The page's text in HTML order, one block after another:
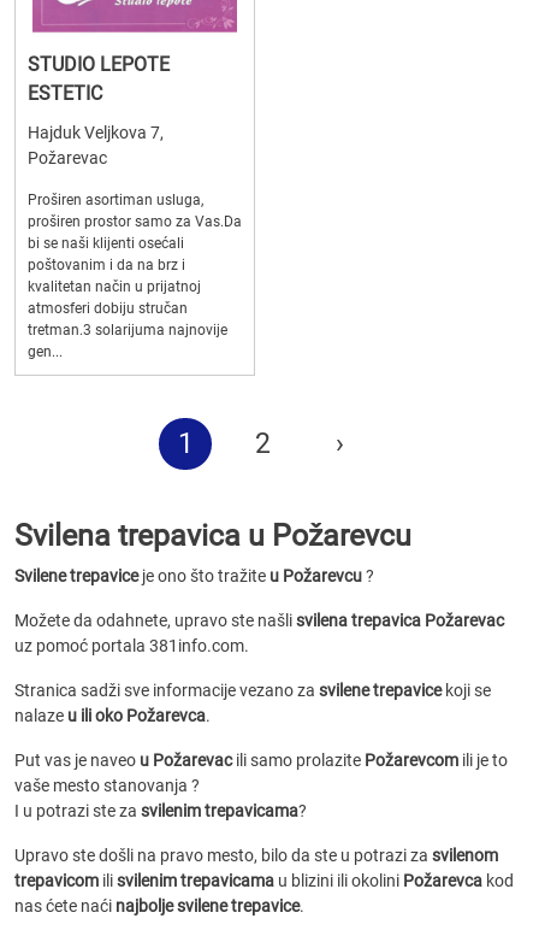
STUDIO LEPOTE
ESTETIC
Hajduk Veljkova 7,
Požarevac
Proširen asortiman usluga,
proširen prostor samo za Vas.Da
bi se naši klijenti osećali
poštovanim i da na brz i
kvalitetan način u prijatnoj
atmosferi dobiju stručan
tretman.3 solarijuma najnovije
gen...
1 2 ›
Svilena trepavica u Požarevcu
Svilene trepaviceje ono što tražite u Požarevcu?
Možete da odahnete, upravo ste našlisvilena trepavica Požarevac
uz pomoć portala 381info.com.
Stranica sadži sve informacije vezano za svilene trepavicekoji se
nalaze u ili oko Požarevca.
Put vas je naveo u Požarevacili samo prolazite Požarevcom ili je to
vaše mesto stanovanja ?
I u potrazi ste za svilenim trepavicama?
Upravo ste došli na pravo mesto, bilo da ste u potrazi za svilenom
trepavicom ilisvilenim trepavicama u blizini ili okolini Požarevca kod
nas ćete naći najbolje svilene trepavice.